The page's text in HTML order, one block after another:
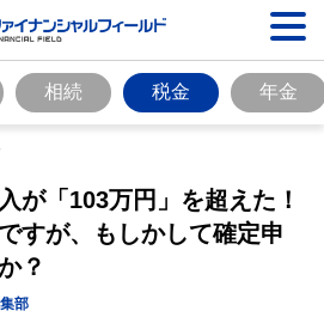
相続 税金 年金
が「103万円」を超えた！
すが、もしかして確定申
？
部